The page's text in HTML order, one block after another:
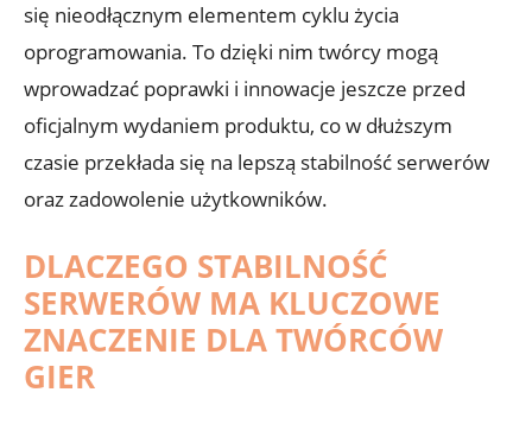
się nieodłącznym elementem cyklu życia
oprogramowania. To dzięki nim twórcy mogą
wprowadzać poprawki i innowacje jeszcze przed
oficjalnym wydaniem produktu, co w dłuższym​
czasie‍ przekłada się⁣ na lepszą stabilność serwerów‌
oraz zadowolenie ⁢użytkowników.
DLACZEGO STABILNOŚĆ
SERWERÓW‍ MA KLUCZOWE
ZNACZENIE DLA‌ TWÓRCÓW
GIER